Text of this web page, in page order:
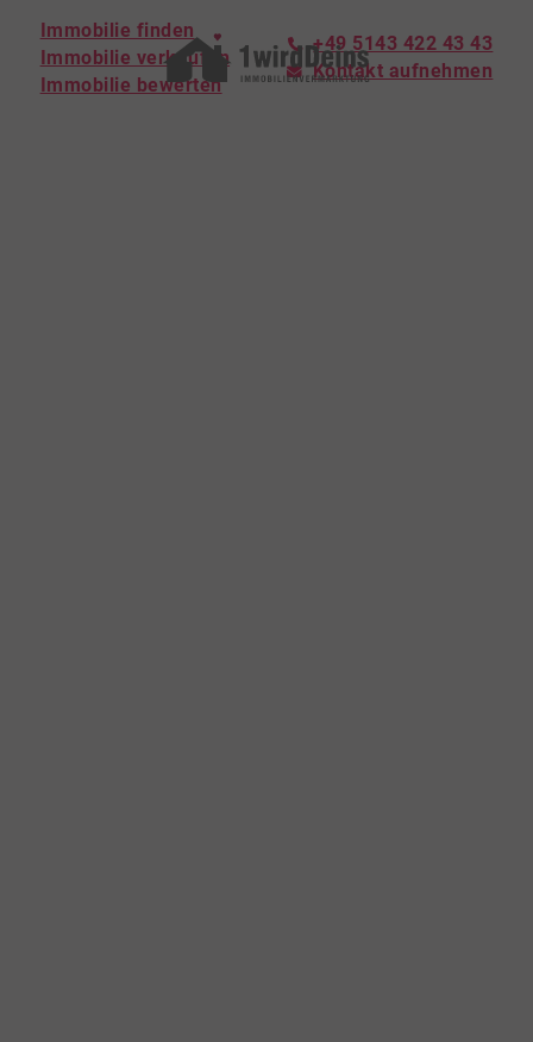
Immobilie finden
Immobilie verkaufen
Immobilie bewerten
+49 5143 422 43 43
Kontakt aufnehmen